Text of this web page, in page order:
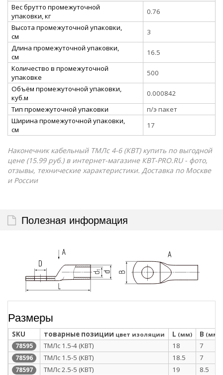
Вес брутто промежуточной
упаковки, кг
0.76
Высота промежуточной упаковки,
см
3
Длина промежуточной упаковки,
см
16.5
Количество в промежуточной
упаковке
500
Объём промежуточной упаковки,
куб.м
0.000842
Тип промежуточной упаковки
п/э пакет
Ширина промежуточной упаковки,
см
17
Наконечник кабельный ТМЛс 4-6 (КВТ) купить по выгодной
цене (15.99 руб.) в интернет-магазине КВТ-PRO.RU - фото,
отзывы, технические характеристики. Доставка по Москве
и России
Полезная информация
Размеры
SKU товарные позиции цвет изоляции L (мм) B (мм)
78595 ТМЛс 1.5-4 (КВТ) 18 7
78596 ТМЛс 1.5-5 (КВТ) 18.5 7
78597 ТМЛс 2.5-5 (КВТ) 19 8.5